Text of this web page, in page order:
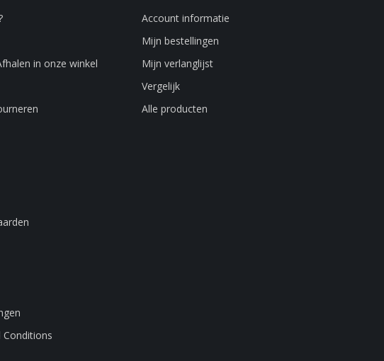
in onze winkel
Account informatie
Mijn bestellingen
Mijn verlanglijst
Vergelijk
Alle producten